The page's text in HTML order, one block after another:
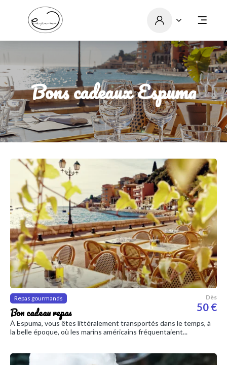
Bons cadeaux Espuma
Repas gourmands
Bon cadeau repas
Dès
50 €
À Espuma, vous êtes littéralement transportés dans le temps, à
la belle époque, où les marins américains fréquentaient...